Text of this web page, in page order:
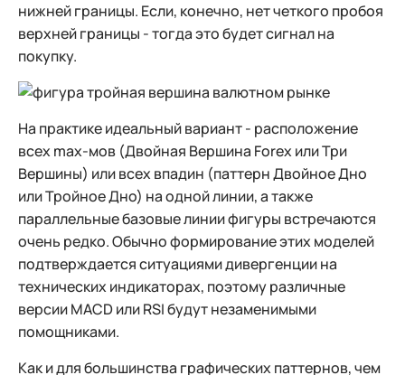
нижней границы. Если, конечно, нет четкого пробоя
верхней границы - тогда это будет сигнал на
покупку.
На практике идеальный вариант - расположение
всех max-мов (Двойная Вершина Forex или Три
Вершины) или всех впадин (паттерн Двойное Дно
или Тройное Дно) на одной линии, а также
параллельные базовые линии фигуры встречаются
очень редко. Обычно формирование этих моделей
подтверждается ситуациями дивергенции на
технических индикаторах, поэтому различные
версии MACD или RSI будут незаменимыми
помощниками.
Как и для большинства графических паттернов, чем